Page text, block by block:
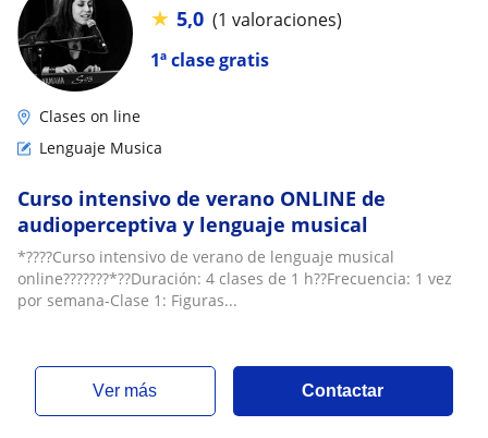
1ª clase gratis
★ 5,0 (1 valoraciones)
Clases on line
Lenguaje Musica
Curso intensivo de verano ONLINE de
audioperceptiva y lenguaje musical
*????Curso intensivo de verano de lenguaje musical
online???????*??Duración: 4 clases de 1 h??Frecuencia: 1 vez
por semana-Clase 1: Figuras...
ver más Contactar